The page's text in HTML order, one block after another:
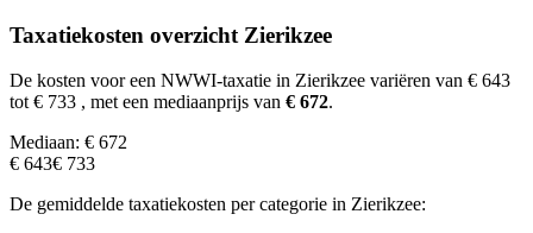
Taxatiekosten overzicht Zierikzee
De kosten voor een NWWI-taxatie in Zierikzee variëren van € 643
tot € 733 , met een mediaanprijs van € 672.
Mediaan: € 672
€ 643€ 733
De gemiddelde taxatiekosten per categorie in Zierikzee: